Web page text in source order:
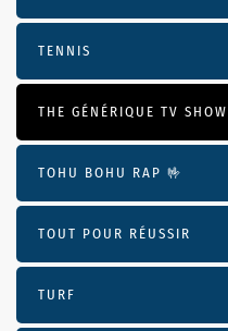
TENNIS
THE GÉNÉRIQUE TV SHOW
TOHU BOHU RAP 🤟
TOUT POUR RÉUSSIR
TURF